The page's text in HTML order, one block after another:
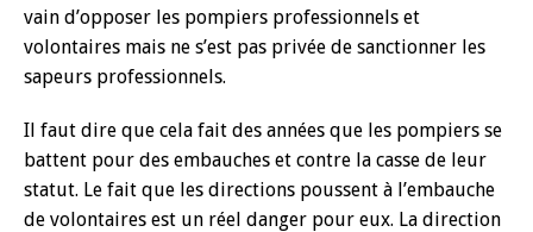
vain d’opposer les pompiers professionnels et
volontaires mais ne s’est pas privée de sanctionner les
sapeurs professionnels.
Il faut dire que cela fait des années que les pompiers se
battent pour des embauches et contre la casse de leur
statut. Le fait que les directions poussent à l’embauche
de volontaires est un réel danger pour eux. La direction